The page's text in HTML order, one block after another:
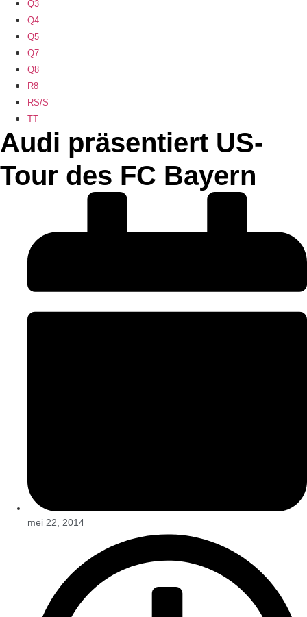
Q3
Q4
Q5
Q7
Q8
R8
RS/S
TT
Audi präsentiert US-
Tour des FC Bayern
mei 22, 2014